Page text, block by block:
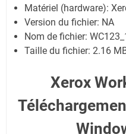
Matériel (hardware):
Version du fichier: NA
Nom de fichier:
Taille du fichier: 2.16
Xerox